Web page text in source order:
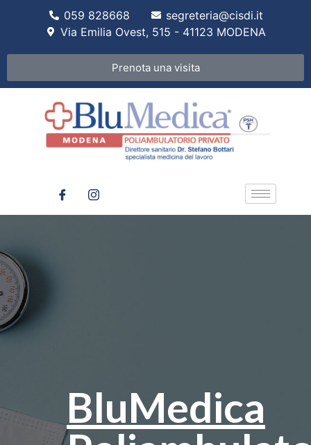
059 828668
segreteria@cisdi.it
Via Emilia Ovest, 515 - 41123 MODENA
Prenota una visita
BluMedica